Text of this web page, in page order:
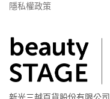
隱私權政策